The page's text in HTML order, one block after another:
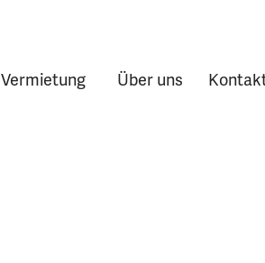
Vermietung Über uns